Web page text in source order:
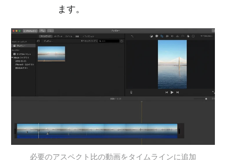
ます。
必要のアスペクト比の動画をタイムラインに追加